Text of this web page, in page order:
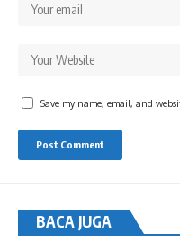
Save my name, email, and
BACA JUGA